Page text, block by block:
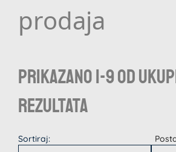
prodaja
Prikazano 1-9 od
rezultata
Sortiraj: